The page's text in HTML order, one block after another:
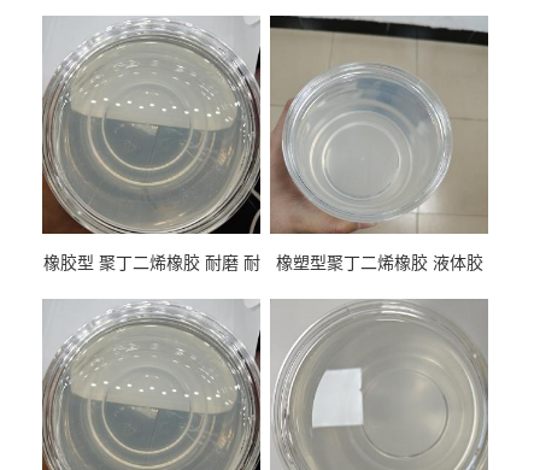
橡胶型 聚丁二烯橡胶 耐磨 耐
性
橡塑型聚丁二烯橡胶 液体胶
专用